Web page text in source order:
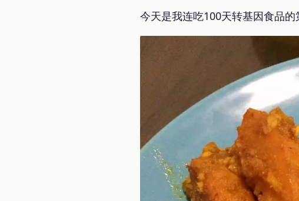
今天是我连吃100天转基因食品的